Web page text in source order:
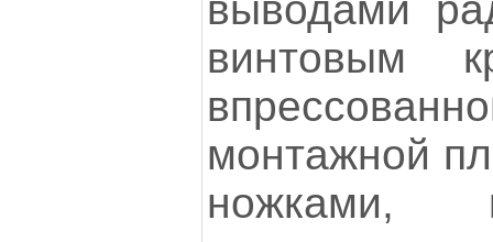
винтовым
монтажной
ножками,